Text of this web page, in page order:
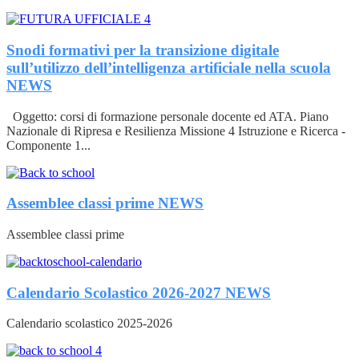
Snodi formativi per la transizione digitale
sull’utilizzo dell’intelligenza artificiale nella scuola
NEWS
Oggetto: corsi di formazione personale docente ed ATA. Piano
Nazionale di Ripresa e Resilienza Missione 4 Istruzione e Ricerca -
Componente 1...
Assemblee classi prime NEWS
Assemblee classi prime
Calendario Scolastico 2026-2027 NEWS
Calendario scolastico 2025-2026